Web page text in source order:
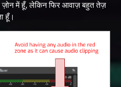
ज़ोन में हूँ, लेकिन फिर आवाज़ बहुत तेज़
हूँ।